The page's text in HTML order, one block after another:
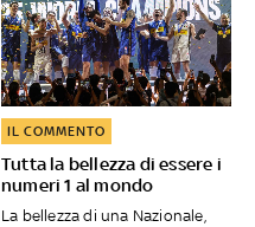
Tutta la bellezza di essere i
numeri 1 al mondo
IL COMMENTO
La bellezza di una Nazionale,